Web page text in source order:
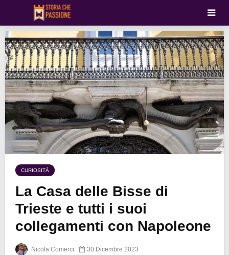
CURIOSITÀ
La Casa delle Bisse di
Trieste e tutti i suoi
collegamenti con Napoleone
Nicola Comerci 30 Dicembre 2023